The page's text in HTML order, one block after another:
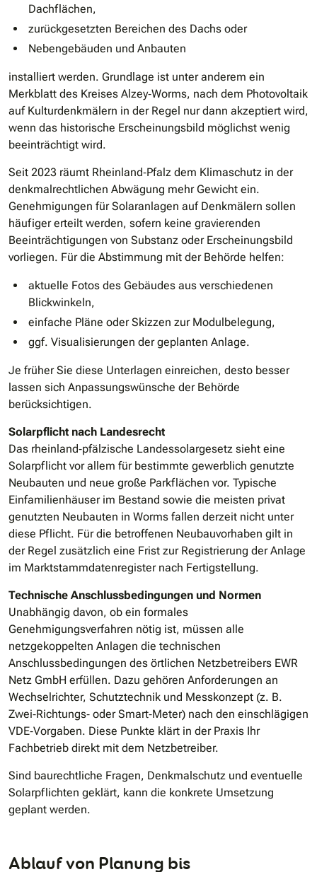
Dachflächen,
zurückgesetzten Bereichen des Dachs oder
Nebengebäuden und Anbauten
installiert werden. Grundlage ist unter anderem ein
Merkblatt des Kreises Alzey‐Worms, nach dem Photovoltaik
auf Kulturdenkmälern in der Regel nur dann akzeptiert wird,
wenn das historische Erscheinungsbild möglichst wenig
beeinträchtigt wird.
Seit 2023 räumt Rheinland‐Pfalz dem Klimaschutz in der
denkmalrechtlichen Abwägung mehr Gewicht ein.
Genehmigungen für Solaranlagen auf Denkmälern sollen
häufiger erteilt werden, sofern keine gravierenden
Beeinträchtigungen von Substanz oder Erscheinungsbild
vorliegen. Für die Abstimmung mit der Behörde helfen:
aktuelle Fotos des Gebäudes aus verschiedenen
Blickwinkeln,
einfache Pläne oder Skizzen zur Modulbelegung,
ggf. Visualisierungen der geplanten Anlage.
Je früher Sie diese Unterlagen einreichen, desto besser
lassen sich Anpassungswünsche der Behörde
berücksichtigen.
Solarpflicht nach Landesrecht
Das rheinland‐pfälzische Landessolargesetz sieht eine
Solarpflicht vor allem für bestimmte gewerblich genutzte
Neubauten und neue große Parkflächen vor. Typische
Einfamilienhäuser im Bestand sowie die meisten privat
genutzten Neubauten in Worms fallen derzeit nicht unter
diese Pflicht. Für die betroffenen Neubauvorhaben gilt in
der Regel zusätzlich eine Frist zur Registrierung der Anlage
im Marktstammdatenregister nach Fertigstellung.
Technische Anschlussbedingungen und Normen
Unabhängig davon, ob ein formales
Genehmigungsverfahren nötig ist, müssen alle
netzgekoppelten Anlagen die technischen
Anschlussbedingungen des örtlichen Netzbetreibers EWR
Netz GmbH erfüllen. Dazu gehören Anforderungen an
Wechselrichter, Schutztechnik und Messkonzept (z. B.
Zwei‐Richtungs‐ oder Smart‐Meter) nach den einschlägigen
VDE‐Vorgaben. Diese Punkte klärt in der Praxis Ihr
Fachbetrieb direkt mit dem Netzbetreiber.
Sind baurechtliche Fragen, Denkmalschutz und eventuelle
Solarpflichten geklärt, kann die konkrete Umsetzung
geplant werden.
Ablauf von Planung bis